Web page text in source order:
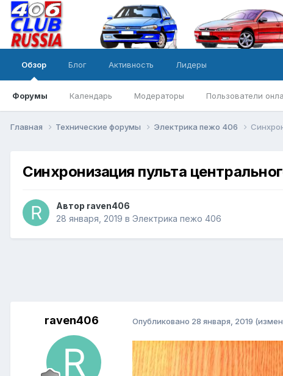
Обзор
Форумы Календарь Модераторы Пользователи
Блог Активность Лидеры
Главная Технические форумы Электрика пежо 406
Синхронизация пульта
Автор raven406
28 января, 2019 в Электрика пежо 406
raven406 Опубликовано 28 января, 2019